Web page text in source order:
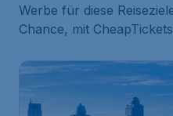
Werbe für diese
Chance, mit